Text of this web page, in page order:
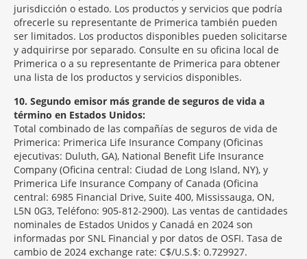
jurisdicción o estado. Los productos y servicios que podría
ofrecerle su representante de Primerica también pueden
ser limitados. Los productos disponibles pueden solicitarse
y adquirirse por separado. Consulte en su oficina local de
Primerica o a su representante de Primerica para obtener
una lista de los productos y servicios disponibles.
10 Segundo emisor más grande de seguros de vida a
término en Estados Unidos:
Total combinado de las compañías de seguros de vida de
Primerica: Primerica Life Insurance Company (Oficinas
ejecutivas: Duluth, GA), National Benefit Life Insurance
Company (Oficina central: Ciudad de Long Island, NY), y
Primerica Life Insurance Company of Canada (Oficina
central: 6985 Financial Drive, Suite 400, Mississauga, ON,
L5N 0G3, Teléfono: 905-812-2900). Las ventas de cantidades
nominales de Estados Unidos y Canadá en 2024 son
informadas por SNL Financial y por datos de OSFI. Tasa de
cambio de 2024 exchange rate: C$/U.S.$: 0.729927.